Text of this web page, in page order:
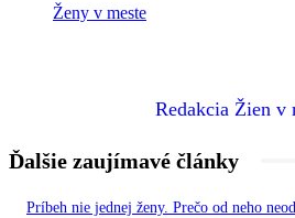
Ženy v meste
Redakcia Žien v
Ďalšie zaujímavé články
Príbeh nie jednej ženy. Prečo od neho